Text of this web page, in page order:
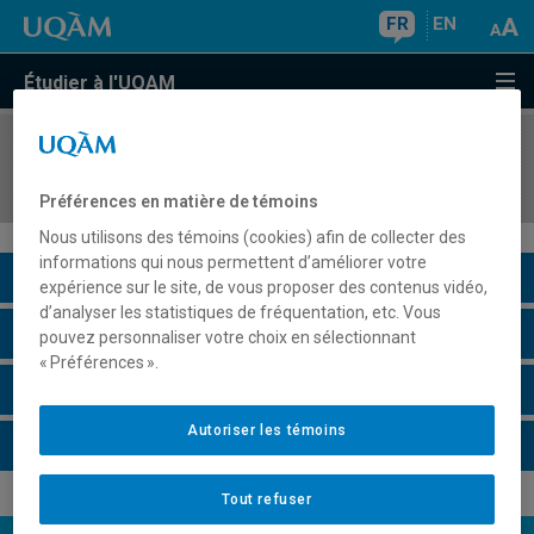
FR EN
Étudier à l'UQAM
COURS//
Description du cours
Horaire - Été 2026
Préférences en matière de témoins
Nous utilisons des témoins (cookies) afin de collecter des
informations qui nous permettent d’améliorer votre
expérience sur le site, de vous proposer des contenus vidéo,
d’analyser les statistiques de fréquentation, etc. Vous
pouvez personnaliser votre choix en sélectionnant
« Préférences ».
Tout refuser
Autoriser les témoins